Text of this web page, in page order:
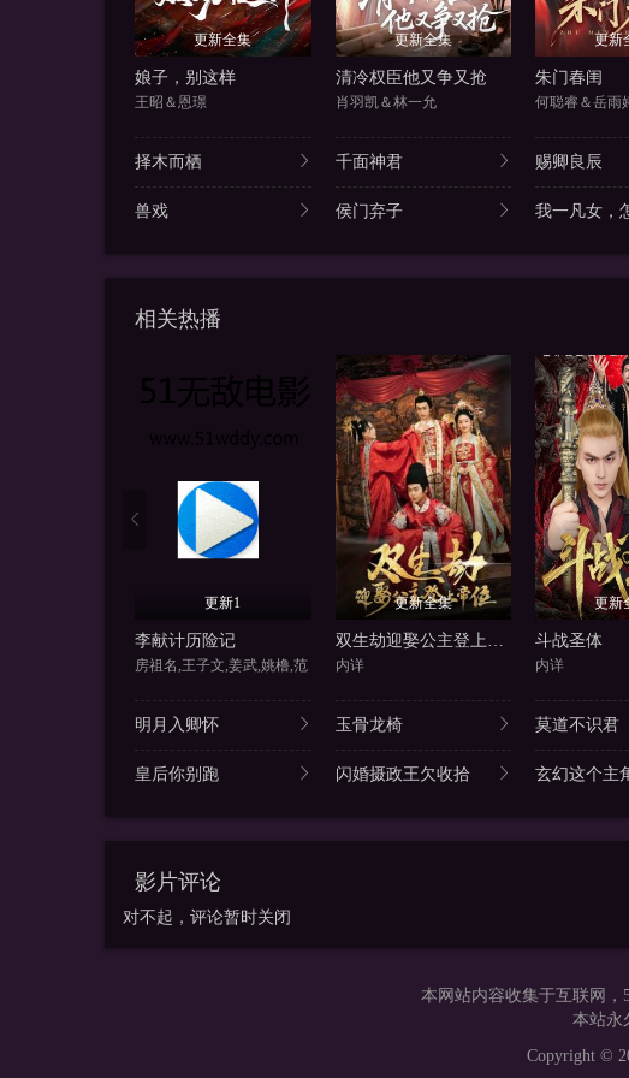
更新全集
娘子，别这样
王昭＆恩璟
更新全集
清冷权臣他又争又抢
肖羽凯＆林一允
更新
朱门春闺
何聪睿＆岳雨
择木而栖 千面神君 赐卿良辰
兽戏 侯门弃子 我一凡女，
相关热播
更新1
李献计历险记
房祖名,王子文,姜武,姚橹,范
更新全集
双生劫迎娶公主登上帝位
内详
更新
斗战圣体
内详
明月入卿怀 玉骨龙椅 莫道不识君
皇后你别跑 闪婚摄政王欠收拾 玄幻这个主
影片评论
对不起，评论暂时关闭
本网站内容收集于互联网，
本站永
Copyright ©